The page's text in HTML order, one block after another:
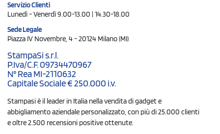
Servizio Clienti
Lunedì - Venerdì 9.00-13.00 | 14.30-18.00
Sede Legale
Piazza IV Novembre, 4 - 20124 Milano (MI)
StampaSi s.r.l.
P.Iva/C.F. 09734470967
N° Rea MI-2110632
Capitale Sociale € 250.000 i.v.
Stampasi è il leader in Italia nella vendita di gadget e
abbigliamento aziendale personalizzato, con più di 25.000 clienti
e oltre 2.500 recensioni positive ottenute.